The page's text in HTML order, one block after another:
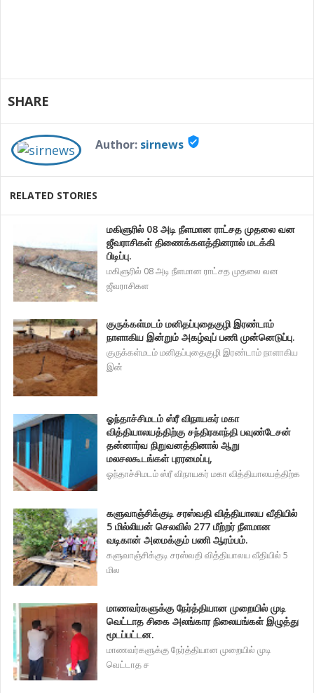
SHARE
Author: sirnews verified_user
RELATED STORIES
மகிளுரில் 08 அடி நீளமான ராட்சத முதலை வன
ஜீவராசிகள் திணைக்களத்தினரால் மடக்கி
பிடிப்பு.
மகிளுரில் 08 அடி நீளமான ராட்சத முதலை வன
ஜீவராசிகள
குருக்கள்மடம் மனிதப்புதைகுழி இரண்டாம்
நாளாகிய இன்றும் அகழ்வுப் பணி முன்னெடுப்பு.
குருக்கள்மடம் மனிதப்புதைகுழி இரண்டாம் நாளாகிய
இன்
ஓந்தாச்சிமடம் ஸ்ரீ விநாயகர் மகா
வித்தியாலயத்திற்கு சந்திரகாந்தி பவுண்டேசன்
தன்னார்வ நிறுவனத்தினால் ஆறு
மலசலகூடங்கள் புரரமைப்பு,
ஓந்தாச்சிமடம் ஸ்ரீ விநாயகர் மகா வித்தியாலயத்திற்க
களுவாஞ்சிக்குடி சரஸ்வதி வித்தியாலய வீதியில்
5 மில்லியன் செலவில் 277 மீற்றர் நீளமான
வடிகான் அமைக்கும் பணி ஆரம்பம்.
களுவாஞ்சிக்குடி சரஸ்வதி வித்தியாலய வீதியில் 5
மில
மாணவர்களுக்கு நேர்த்தியான முறையில் முடி
வெட்டாத சிகை அலங்கார நிலையங்கள் இழுத்து
மூடப்பட்டன.
மாணவர்களுக்கு நேர்த்தியான முறையில் முடி
வெட்டாத ச